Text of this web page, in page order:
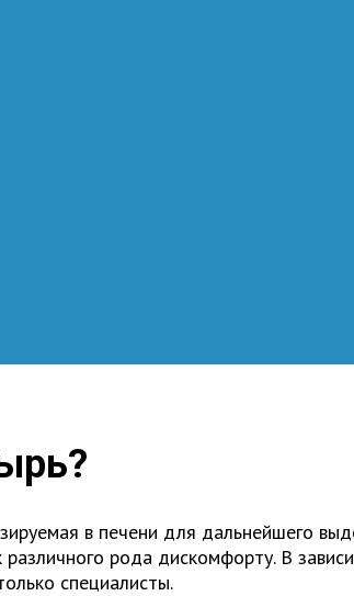
в печени для дальнейшего
рода дискомфорту. В
специалисты.